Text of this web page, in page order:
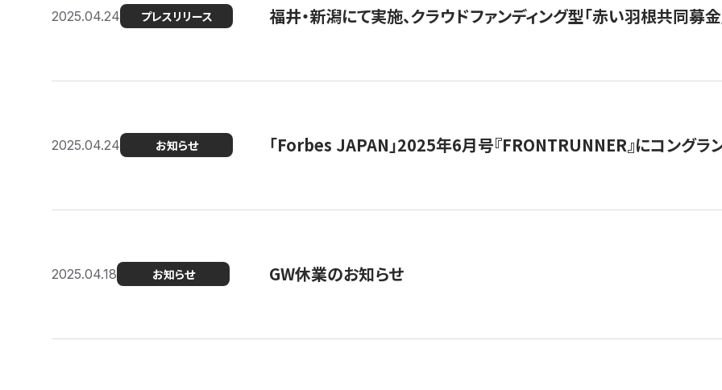
2025.04.24 プレスリリース 福井・新潟にて実施、クラウドファンディング型「赤い羽根共同
2025.04.24 お知らせ 「Forbes JAPAN」2025年6月号『FRONTRUNNER』にコングラ
2025.04.18 お知らせ GW休業のお知らせ